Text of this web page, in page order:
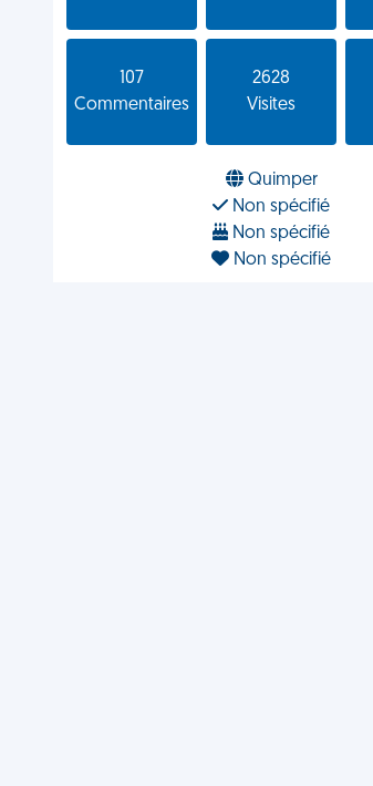
107
Commentaires
2628
Visites
Quimper
Non spécifié
Non spécifié
Non spécifié